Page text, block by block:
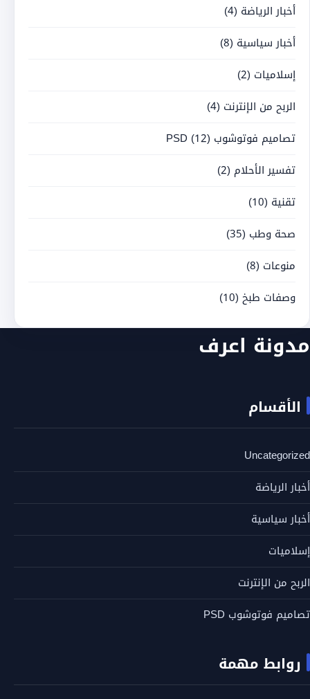
أخبار الرياضة (4)
أخبار سياسية (8)
إسلاميات (2)
الربح من الإنترنت (4)
تصاميم فوتوشوب PSD (12)
تفسير الأحلام (2)
تقنية (10)
صحة وطب (35)
منوعات (8)
وصفات طبخ (10)
مدونة اعرف
الأقسام
Uncategorized
أخبار الرياضة
أخبار سياسية
إسلاميات
الربح من الإنترنت
تصاميم فوتوشوب PSD
روابط مهمة